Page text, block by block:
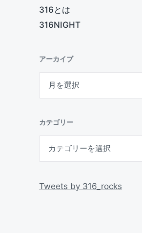
316とは
316NIGHT
アーカイブ
カ
ブ
カテゴリー
ゴ
ー
Tweets by 316_rocks